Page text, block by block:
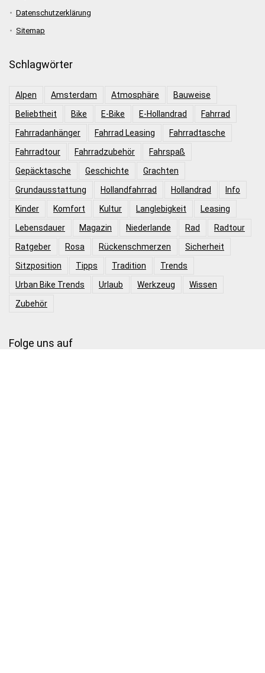
Datenschutzerklärung
Sitemap
Schlagwörter
Alpen Amsterdam Atmosphäre
Bauweise
Beliebtheit
Bike E-Bike E-Hollandrad
Fahrrad
Fahrradanhänger
Fahrrad Leasing
Fahrradtasche
Fahrradtour
Fahrradzubehör
Fahrspaß
Gepäcktasche
Geschichte
Grachten
Grundausstattung
Hollandfahrrad Hollandrad
Info
Kinder
Komfort Kultur Langlebigkeit
Leasing
Lebensdauer
Magazin Niederlande Rad
Radtour
Ratgeber
Rosa Rückenschmerzen
Sicherheit
Sitzposition
Tipps Tradition
Trends
Urban Bike Trends
Urlaub Werkzeug
Wissen
Zubehör
Folge uns auf